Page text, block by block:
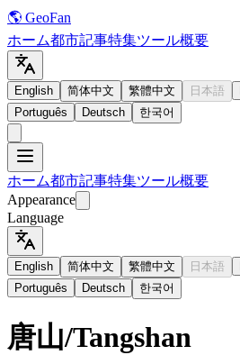
🌎 GeoFan
ホーム都市記事特集ツール概要
English 简体中文 繁體中文 日本語
Português
Deutsch 한국어
ホーム都市記事特集ツール概要
Appearance
Language
English 简体中文 繁體中文 日本語
Português
Deutsch 한국어
唐山/Tangshan